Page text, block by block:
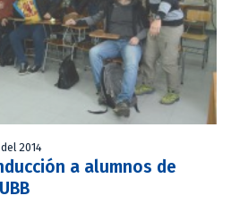
2014
a alumnos de